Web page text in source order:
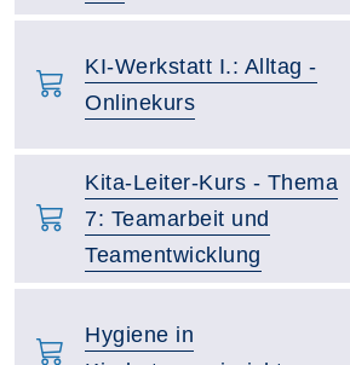
KI-Werkstatt I.: Alltag -
Onlinekurs
Kita-Leiter-Kurs - Thema
7: Teamarbeit und
Teamentwicklung
Hygiene in